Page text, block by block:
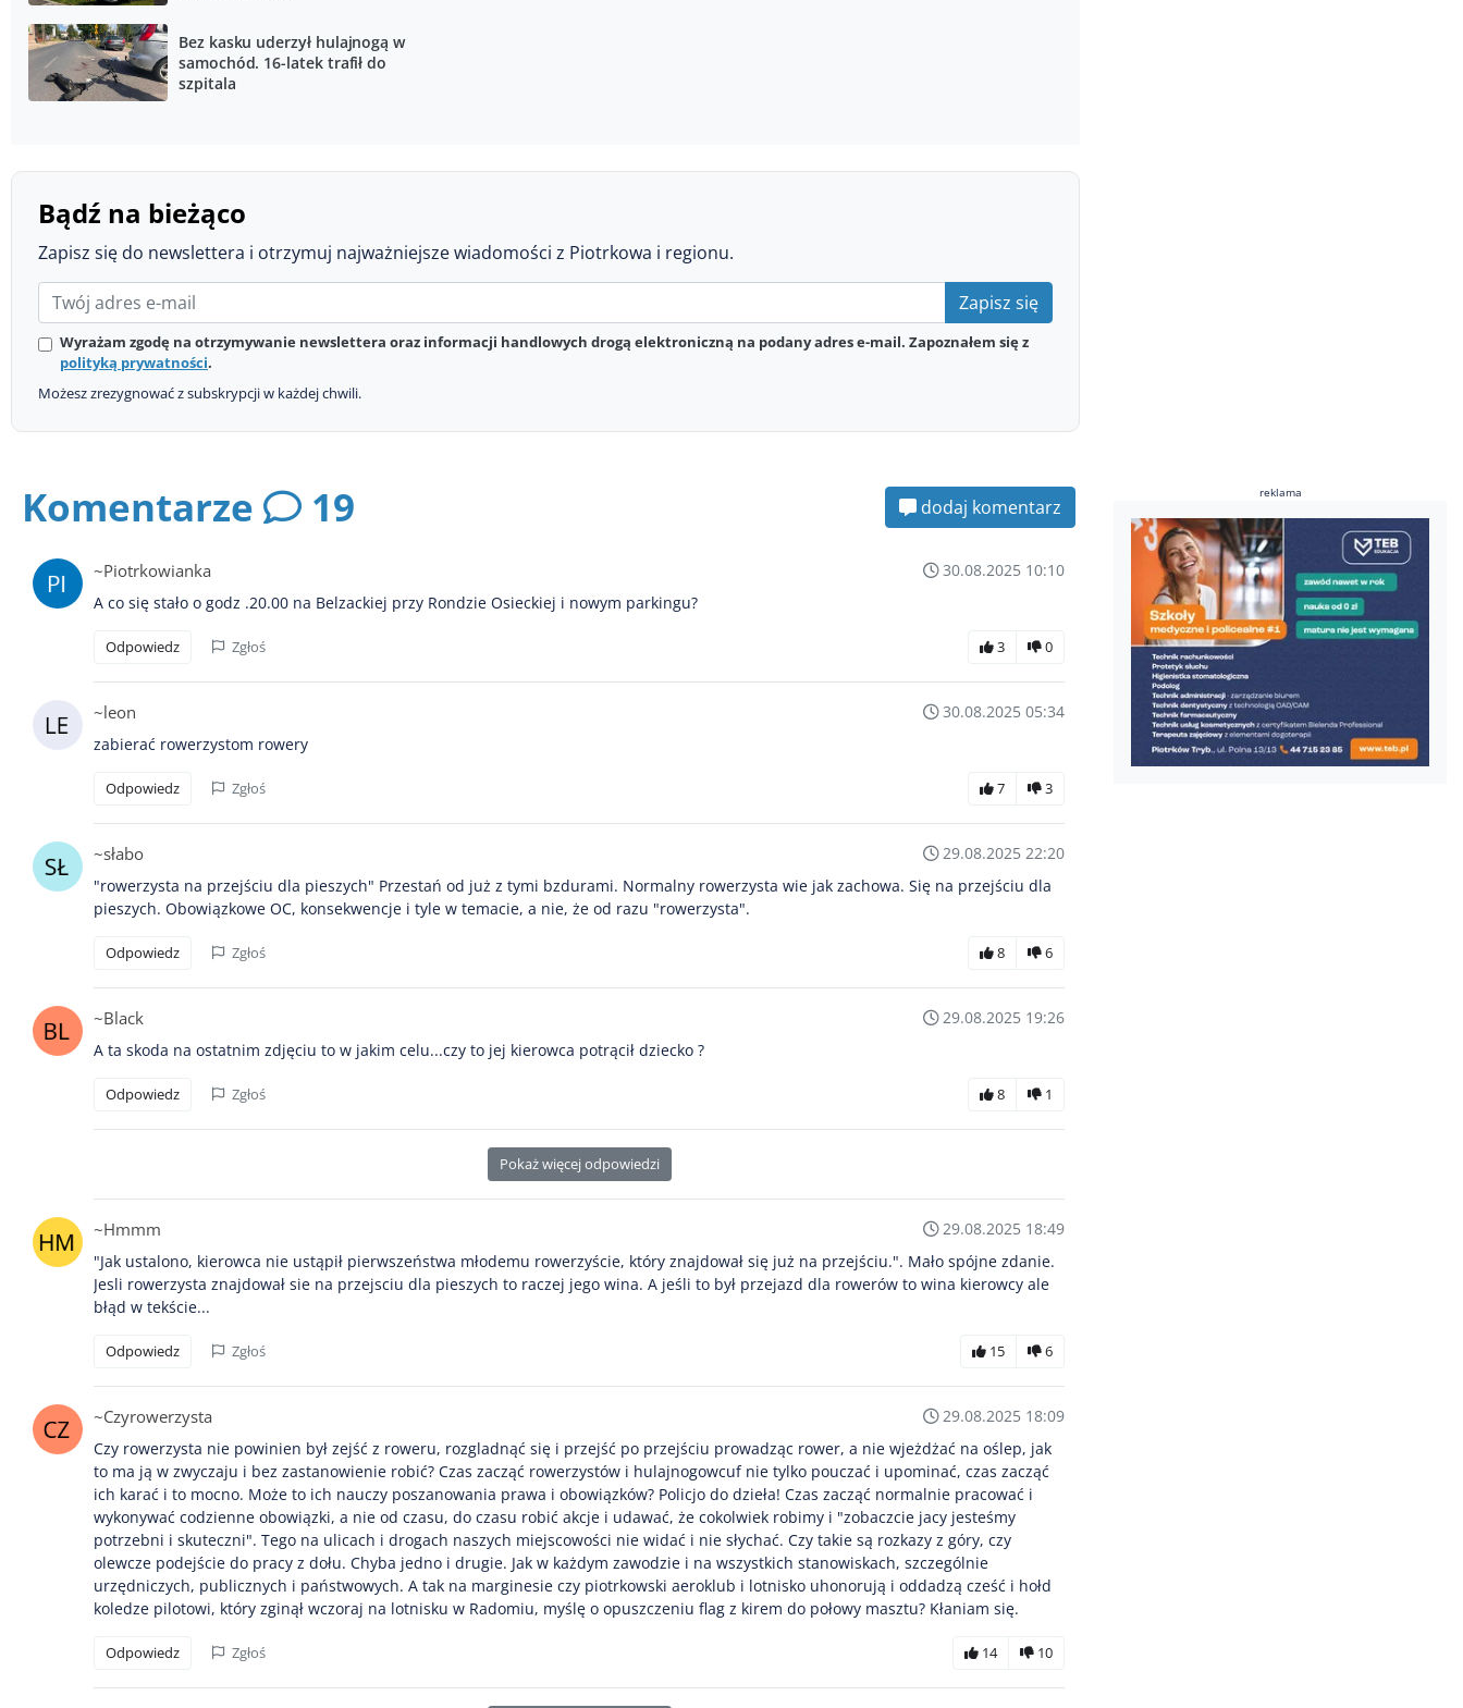
Bez kasku uderzył hulajnogą w
samochód. 16-latek trafił do
szpitala
Bądź na bieżąco
Zapisz się do newslettera i otrzymuj najważniejsze wiadomości z Piotrkowa i regionu.
Zapisz się
Wyrażam zgodę na otrzymywanie newslettera oraz informacji handlowych drogą elektroniczną na podany adres e-mail. Zapoznałem się z
polityką prywatności.
Możesz zrezygnować z subskrypcji w każdej chwili.
Komentarze 19 dodaj komentarz
~Piotrkowianka
30.08.2025 10:10
A co się stało o godz .20.00 na Belzackiej przy Rondzie Osieckiej i nowym parkingu?
Odpowiedz Zgłoś 3 0
~leon
30.08.2025 05:34
zabierać rowerzystom rowery
Odpowiedz Zgłoś 7 3
~słabo
29.08.2025 22:20
"rowerzysta na przejściu dla pieszych" Przestań od już z tymi bzdurami. Normalny rowerzysta wie jak zachowa. Się na przejściu dla
pieszych. Obowiązkowe OC, konsekwencje i tyle w temacie, a nie, że od razu "rowerzysta".
Odpowiedz Zgłoś 8 6
~Black
29.08.2025 19:26
A ta skoda na ostatnim zdjęciu to w jakim celu...czy to jej kierowca potrącił dziecko ?
Odpowiedz Zgłoś 8 1
Pokaż więcej odpowiedzi
~Hmmm
29.08.2025 18:49
"Jak ustalono, kierowca nie ustąpił pierwszeństwa młodemu rowerzyście, który znajdował się już na przejściu.". Mało spójne zdanie.
Jesli rowerzysta znajdował sie na przejsciu dla pieszych to raczej jego wina. A jeśli to był przejazd dla rowerów to wina kierowcy ale
błąd w tekście...
Odpowiedz Zgłoś 15 6
~Czyrowerzysta
29.08.2025 18:09
Czy rowerzysta nie powinien był zejść z roweru, rozgladnąć się i przejść po przejściu prowadząc rower, a nie wjeżdżać na oślep, jak
to ma ją w zwyczaju i bez zastanowienie robić? Czas zacząć rowerzystów i hulajnogowcuf nie tylko pouczać i upominać, czas zacząć
ich karać i to mocno. Może to ich nauczy poszanowania prawa i obowiązków? Policjo do dzieła! Czas zacząć normalnie pracować i
wykonywać codzienne obowiązki, a nie od czasu, do czasu robić akcje i udawać, że cokolwiek robimy i "zobaczcie jacy jesteśmy
potrzebni i skuteczni". Tego na ulicach i drogach naszych miejscowości nie widać i nie słychać. Czy takie są rozkazy z góry, czy
olewcze podejście do pracy z dołu. Chyba jedno i drugie. Jak w każdym zawodzie i na wszystkich stanowiskach, szczególnie
urzędniczych, publicznych i państwowych. A tak na marginesie czy piotrkowski aeroklub i lotnisko uhonorują i oddadzą cześć i hołd
koledze pilotowi, który zginął wczoraj na lotnisku w Radomiu, myślę o opuszczeniu flag z kirem do połowy masztu? Kłaniam się.
Odpowiedz Zgłoś 14 10
reklama